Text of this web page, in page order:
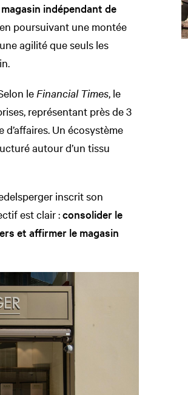
indépendant de
en poursuivant une montée
agilité que seuls les
le Financial Times , le
représentant près de 3
Un écosystème
autour d’un tissu
inscrit son
est clair :consolider le
et affirmer le magasin